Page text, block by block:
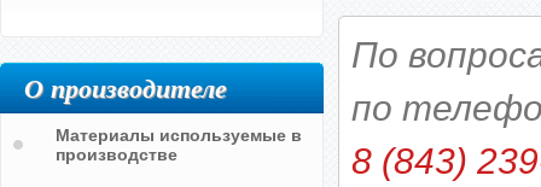
По
по
8 (843)
О производителе
Материалы используемые в
производстве